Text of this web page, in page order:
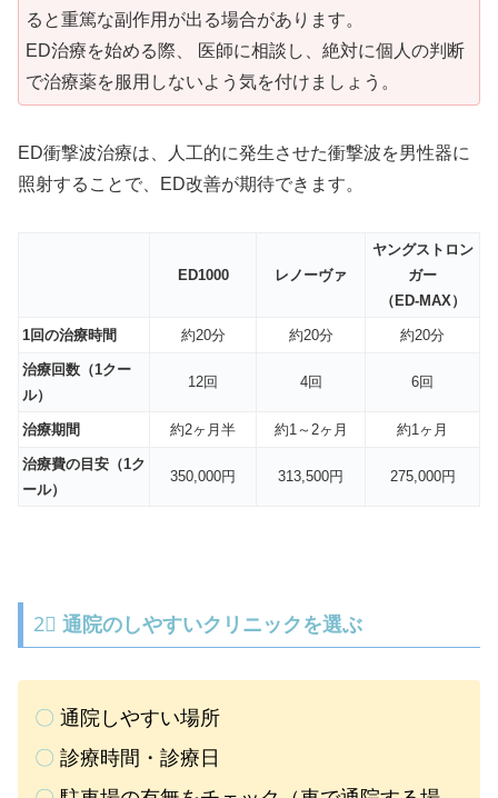
ると重篤な副作用が出る場合があります。
ED治療を始める際、 医師に相談し、絶対に個人の判断
で治療薬を服用しないよう気を付けましょう。
ED衝撃波治療は、人工的に発生させた衝撃波を男性器に
照射することで、ED改善が期待できます。
ED1000 レノーヴァ
ヤングストロン
ガー
（ED-MAX）
1回の治療時間 約20分 約20分 約20分
治療回数（1クー
ル）
12回 4回 6回
治療期間 約2ヶ月半 約1～2ヶ月 約1ヶ月
治療費の目安（1ク
ール）
350,000円 313,500円 275,000円
2⃣ 通院のしやすいクリニックを選ぶ
〇 通院しやすい場所
〇 診療時間・診療日